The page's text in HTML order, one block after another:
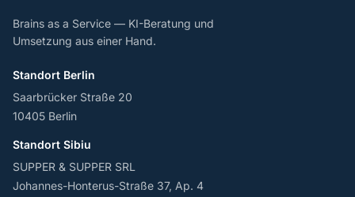
Brains as a Service — KI-Beratung und
Umsetzung aus einer Hand.
Standort Berlin
Saarbrücker Straße 20
10405 Berlin
Standort Sibiu
SUPPER & SUPPER SRL
Johannes-Honterus-Straße 37, Ap. 4